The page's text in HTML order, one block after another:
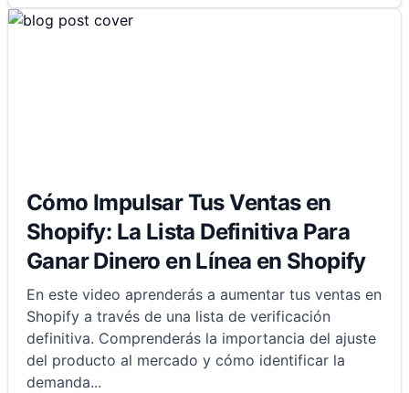
Cómo Impulsar Tus Ventas en
Shopify: La Lista Definitiva Para
Ganar Dinero en Línea en Shopify
En este video aprenderás a aumentar tus ventas en
Shopify a través de una lista de verificación
definitiva. Comprenderás la importancia del ajuste
del producto al mercado y cómo identificar la
demanda...